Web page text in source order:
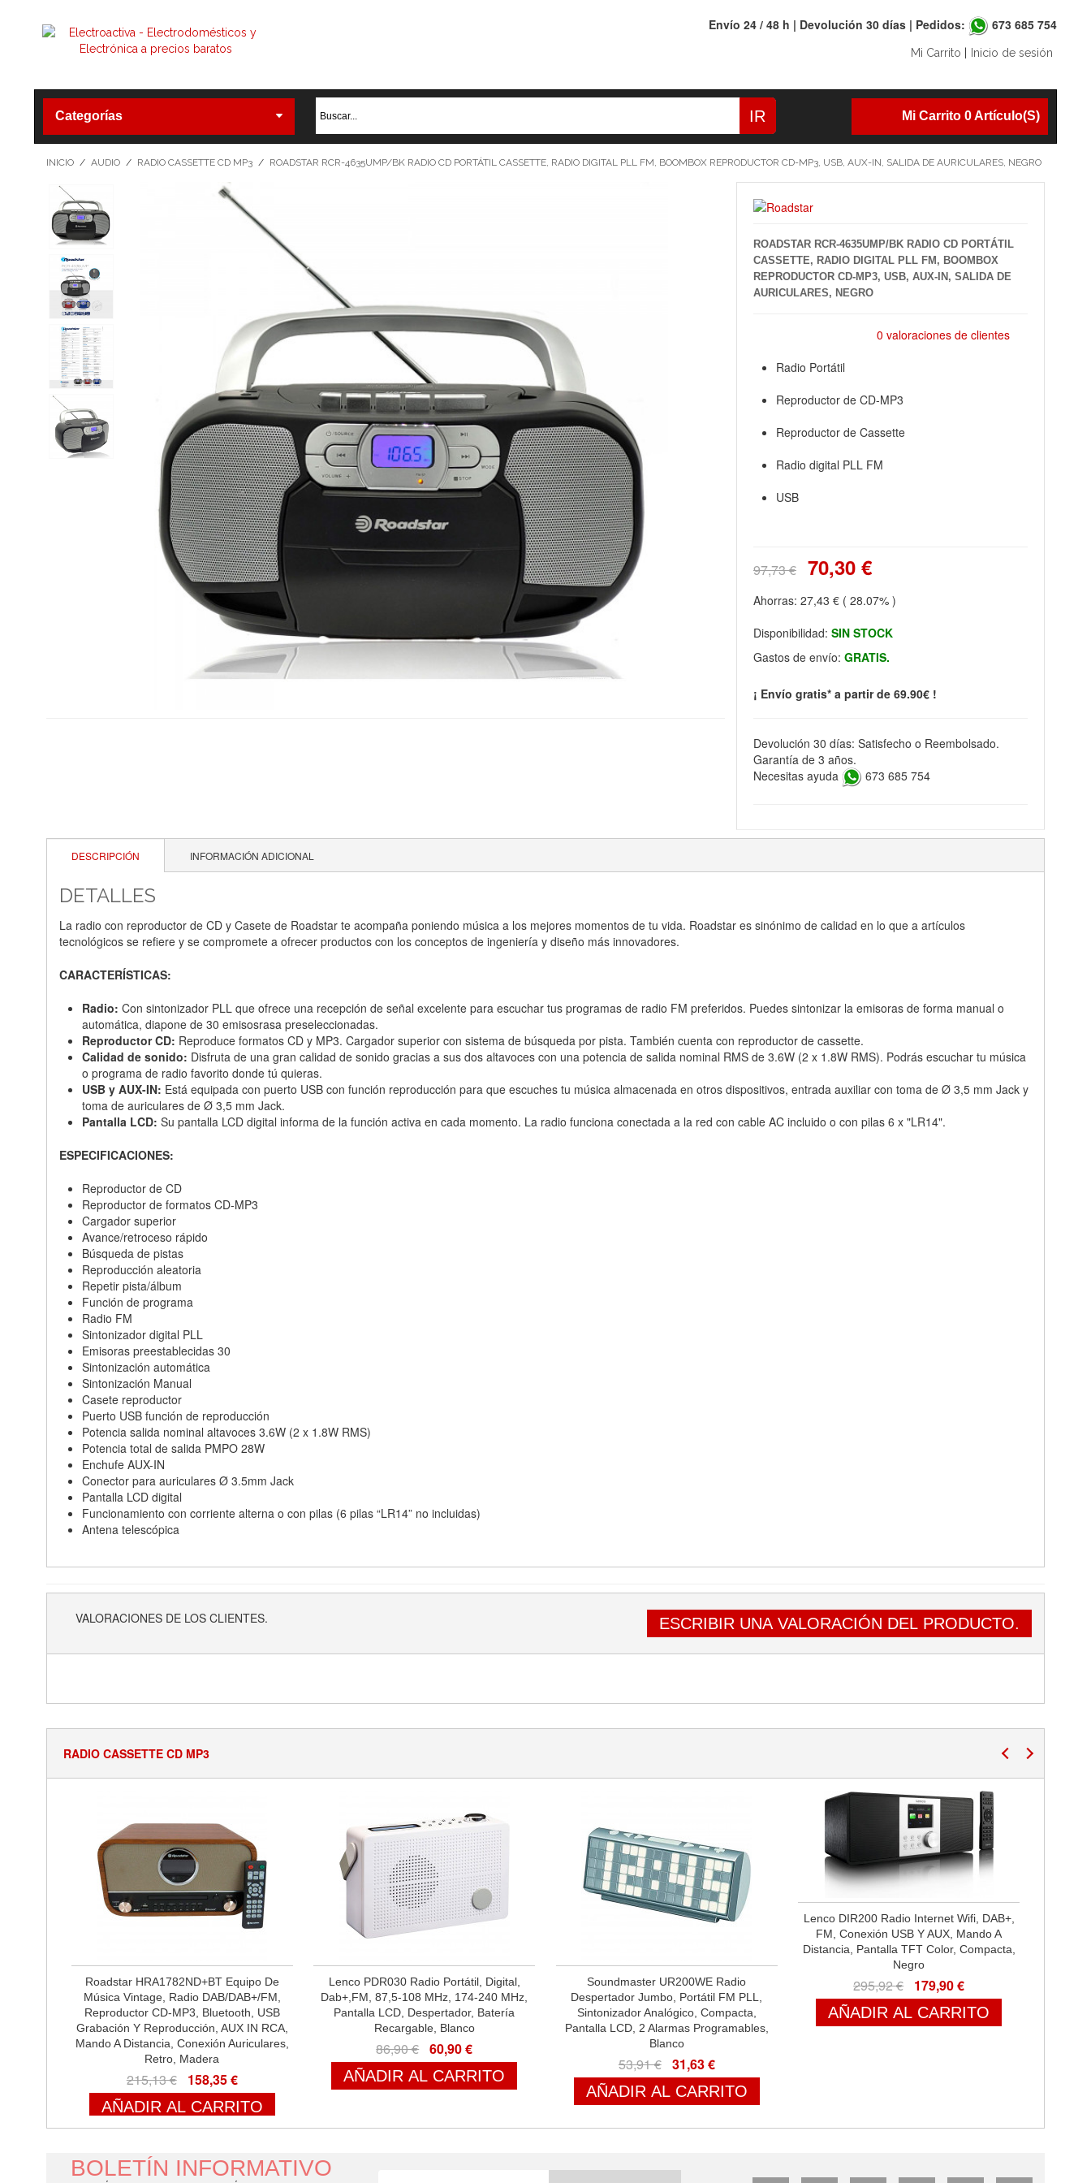
Envío 24 / 48 h | Devolución 30 días | Pedidos: 673 685 754
Mi Carrito Inicio de sesión
Categorías Mi Carrito 0 Artículo(s)
IR
INICIO / AUDIO / RADIO CASSETTE CD MP3 / ROADSTAR RCR-4635UMP/BK RADIO CD PORTÁTIL CASSETTE, RADIO DIGITAL PLL FM, BOOMBOX REPRODUCTOR CD-MP3, USB, AUX-IN, SALIDA DE AURICULARES, NEGRO
ROADSTAR RCR-4635UMP/BK RADIO CD PORTÁTIL
CASSETTE, RADIO DIGITAL PLL FM, BOOMBOX
REPRODUCTOR CD-MP3, USB, AUX-IN, SALIDA DE
AURICULARES, NEGRO
0 valoraciones de clientes
Radio Portátil
Reproductor de CD-MP3
Reproductor de Cassette
Radio digital PLL FM
USB
97,73 € 70,30 €
Ahorras: 27,43 € ( 28.07% )
Disponibilidad: SIN STOCK
Gastos de envío: GRATIS.
¡ Envío gratis* a partir de 69.90€ !
Devolución 30 días: Satisfecho o Reembolsado.
Garantía de 3 años.
Necesitas ayuda
673 685 754
DESCRIPCIÓN INFORMACIÓN ADICIONAL
DETALLES
La radio con reproductor de CD y Casete de Roadstar te acompaña poniendo música a los mejores momentos de tu vida. Roadstar es sinónimo de calidad en lo que a artículos
tecnológicos se refiere y se compromete a ofrecer productos con los conceptos de ingeniería y diseño más innovadores.
CARACTERÍSTICAS:
Radio: Con sintonizador PLL que ofrece una recepción de señal excelente para escuchar tus programas de radio FM preferidos. Puedes sintonizar la emisoras de forma manual o
automática, diapone de 30 emisosrasa preseleccionadas.
Reproductor CD: Reproduce formatos CD y MP3. Cargador superior con sistema de búsqueda por pista. También cuenta con reproductor de cassette.
Calidad de sonido: Disfruta de una gran calidad de sonido gracias a sus dos altavoces con una potencia de salida nominal RMS de 3.6W (2 x 1.8W RMS). Podrás escuchar tu música
o programa de radio favorito donde tú quieras.
USB y AUX-IN: Está equipada con puerto USB con función reproducción para que escuches tu música almacenada en otros dispositivos, entrada auxiliar con toma de Ø 3,5 mm Jack y
toma de auriculares de Ø 3,5 mm Jack.
Pantalla LCD: Su pantalla LCD digital informa de la función activa en cada momento. La radio funciona conectada a la red con cable AC incluido o con pilas 6 x "LR14".
ESPECIFICACIONES:
Reproductor de CD
Reproductor de formatos CD-MP3
Cargador superior
Avance/retroceso rápido
Búsqueda de pistas
Reproducción aleatoria
Repetir pista/álbum
Función de programa
Radio FM
Sintonizador digital PLL
Emisoras preestablecidas 30
Sintonización automática
Sintonización Manual
Casete reproductor
Puerto USB función de reproducción
Potencia salida nominal altavoces 3.6W (2 x 1.8W RMS)
Potencia total de salida PMPO 28W
Enchufe AUX-IN
Conector para auriculares Ø 3.5mm Jack
Pantalla LCD digital
Funcionamiento con corriente alterna o con pilas (6 pilas “LR14” no incluidas)
Antena telescópica
VALORACIONES DE LOS CLIENTES. ESCRIBIR UNA VALORACIÓN DEL PRODUCTO.
RADIO CASSETTE CD MP3
Roadstar HRA1782ND+BT Equipo De
Música Vintage, Radio DAB/DAB+/FM,
Reproductor CD-MP3, Bluetooth, USB
Grabación Y Reproducción, AUX IN RCA,
Mando A Distancia, Conexión Auriculares,
Retro, Madera
215,13 € 158,35 €
AÑADIR AL CARRITO
Lenco PDR030 Radio Portátil, Digital,
Dab+,FM, 87,5-108 MHz, 174-240 MHz,
Pantalla LCD, Despertador, Batería
Recargable, Blanco
86,90 € 60,90 €
AÑADIR AL CARRITO
Soundmaster UR200WE Radio
Despertador Jumbo, Portátil FM PLL,
Sintonizador Analógico, Compacta,
Pantalla LCD, 2 Alarmas Programables,
Blanco
53,91 € 31,63 €
AÑADIR AL CARRITO
Lenco DIR200 Radio Internet Wifi, DAB+,
FM, Conexión USB Y AUX, Mando A
Distancia, Pantalla TFT Color, Compacta,
Negro
295,92 € 179,90 €
AÑADIR AL CARRITO
BOLETÍN INFORMATIVO